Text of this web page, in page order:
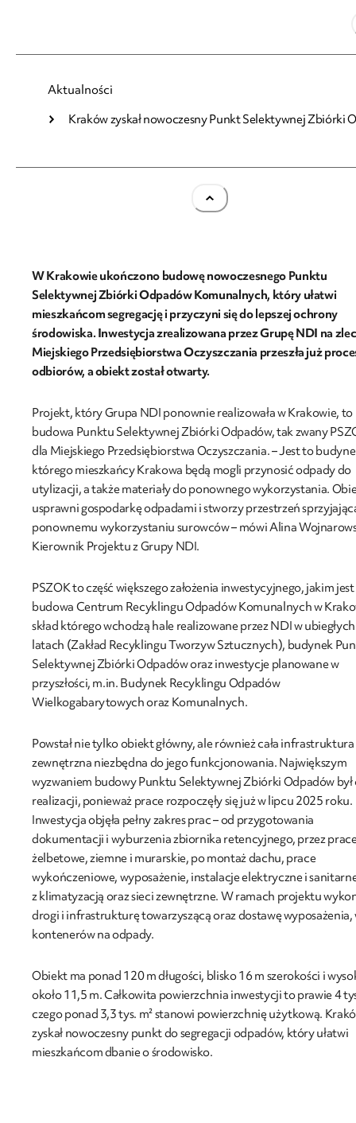
Aktualności
Kraków zyskał nowoczesny Punkt Selektywnej Zbiórki
06.07.2026
Kraków zyskał nowoczesny Punkt Selektywnej
W Krakowie ukończono budowę nowoczesnego Punktu
Selektywnej Zbiórki Odpadów Komunalnych, który ułatwi
mieszkańcom segregację i przyczyni się do lepszej ochrony
środowiska. Inwestycja zrealizowana przez Grupę NDI na
Miejskiego Przedsiębiorstwa Oczyszczania przeszła już
odbiorów, a obiekt został otwarty.
Projekt, który Grupa NDI ponownie realizowała w Krakowie, to
budowa Punktu Selektywnej Zbiórki Odpadów, tak zwany
dla Miejskiego Przedsiębiorstwa Oczyszczania. – Jest to
którego mieszkańcy Krakowa będą mogli przynosić odpady do
utylizacji, a także materiały do ponownego wykorzystania.
usprawni gospodarkę odpadami i stworzy przestrzeń
ponownemu wykorzystaniu surowców – mówi Alina
Kierownik Projektu z Grupy NDI.
PSZOK to część większego założenia inwestycyjnego, jakim jest
budowa Centrum Recyklingu Odpadów Komunalnych w
skład którego wchodzą hale realizowane przez NDI w ubiegłych
latach (Zakład Recyklingu Tworzyw Sztucznych), budynek
Selektywnej Zbiórki Odpadów oraz inwestycje planowane w
przyszłości, m.in. Budynek Recyklingu Odpadów
Wielkogabarytowych oraz Komunalnych.
Powstał nie tylko obiekt główny, ale również cała infrastruktura
zewnętrzna niezbędna do jego funkcjonowania. Największym
wyzwaniem budowy Punktu Selektywnej Zbiórki Odpadów był
realizacji, ponieważ prace rozpoczęły się już w lipcu 2025 roku.
Inwestycja objęła pełny zakres prac – od przygotowania
dokumentacji i wyburzenia zbiornika retencyjnego, przez
żelbetowe, ziemne i murarskie, po montaż dachu, prace
wykończeniowe, wyposażenie, instalacje elektryczne i
z klimatyzacją oraz sieci zewnętrzne. W ramach projektu
drogi i infrastrukturę towarzyszącą oraz dostawę wyposażenia,
kontenerów na odpady.
Obiekt ma ponad 120 m długości, blisko 16 m szerokości i
około 11,5 m. Całkowita powierzchnia inwestycji to prawie 4
czego ponad 3,3 tys. m² stanowi powierzchnię użytkową.
zyskał nowoczesny punkt do segregacji odpadów, który ułatwi
mieszkańcom dbanie o środowisko.